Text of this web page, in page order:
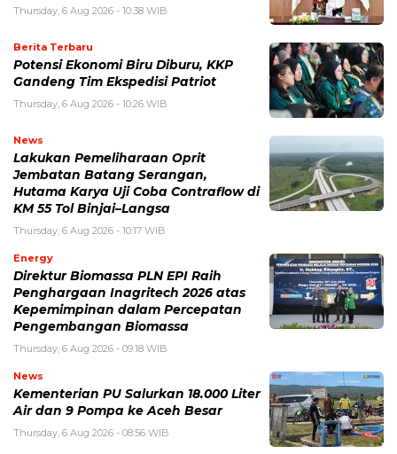
Thursday, 6 Aug 2026 - 10:38 WIB
Berita Terbaru
Potensi Ekonomi Biru Diburu, KKP
Gandeng Tim Ekspedisi Patriot
Thursday, 6 Aug 2026 - 10:26 WIB
News
Lakukan Pemeliharaan Oprit
Jembatan Batang Serangan,
Hutama Karya Uji Coba Contraflow di
KM 55 Tol Binjai–Langsa
Thursday, 6 Aug 2026 - 10:17 WIB
Energy
Direktur Biomassa PLN EPI Raih
Penghargaan Inagritech 2026 atas
Kepemimpinan dalam Percepatan
Pengembangan Biomassa
Thursday, 6 Aug 2026 - 09:18 WIB
News
Kementerian PU Salurkan 18.000 Liter
Air dan 9 Pompa ke Aceh Besar
Thursday, 6 Aug 2026 - 08:56 WIB